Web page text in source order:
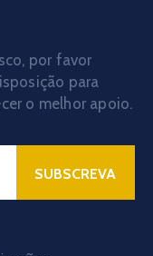
por favor
para
o melhor apoio.